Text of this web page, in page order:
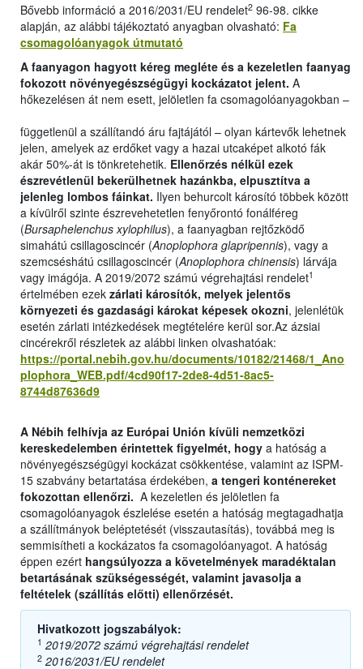
Bővebb információ a 2016/2031/EU rendelet2 96-98. cikke
alapján, az alábbi tájékoztató anyagban olvasható: Fa
csomagolóanyagok útmutató
A faanyagon hagyott kéreg megléte és a kezeletlen faanyag
fokozott növényegészségügyi kockázatot jelent. A
hőkezelésen át nem esett, jelöletlen fa csomagolóanyagokban –
függetlenül a szállítandó áru fajtájától – olyan kártevők lehetnek
jelen, amelyek az erdőket vagy a hazai utcaképet alkotó fák
akár 50%-át is tönkretehetik. Ellenőrzés nélkül ezek
észrevétlenül bekerülhetnek hazánkba, elpusztítva a
jelenleg lombos fáinkat. Ilyen behurcolt károsító többek között
a kívülről szinte észrevehetetlen fenyőrontó fonálféreg
(Bursaphelenchus xylophilus), a faanyagban rejtőzködő
simahátú csillagoscincér (Anoplophora glapripennis), vagy a
szemcséshátú csillagoscincér (Anoplophora chinensis) lárvája
vagy imágója. A 2019/2072 számú végrehajtási rendelet1
értelmében ezek zárlati károsítók, melyek jelentős
környezeti és gazdasági károkat képesek okozni, jelenlétük
esetén zárlati intézkedések megtételére kerül sor.Az ázsiai
cincérekről részletek az alábbi linken olvashatóak:
https://portal.nebih.gov.hu/documents/10182/21468/1_Ano
plophora_WEB.pdf/4cd90f17-2de8-4d51-8ac5-
8744d87636d9
A Nébih felhívja az Európai Unión kívüli nemzetközi
kereskedelemben érintettek figyelmét, hogy a hatóság a
növényegészségügyi kockázat csökkentése, valamint az ISPM-
15 szabvány betartatása érdekében, a tengeri konténereket
fokozottan ellenőrzi. A kezeletlen és jelöletlen fa
csomagolóanyagok észlelése esetén a hatóság megtagadhatja
a szállítmányok beléptetését (visszautasítás), továbbá meg is
semmisítheti a kockázatos fa csomagolóanyagot. A hatóság
éppen ezért hangsúlyozza a követelmények maradéktalan
betartásának szükségességét, valamint javasolja a
feltételek (szállítás előtti) ellenőrzését.
Hivatkozott jogszabályok:
1 2019/2072 számú végrehajtási rendelet
2 2016/2031/EU rendelet